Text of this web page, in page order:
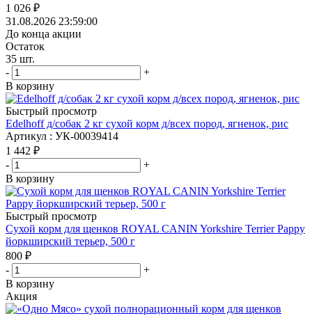
1 026 ₽
31.08.2026 23:59:00
До конца акции
Остаток
35 шт.
-
+
В корзину
Быстрый просмотр
Edelhoff д/собак 2 кг сухой корм д/всех пород, ягненок, рис
Артикул : УК-00039414
1 442 ₽
-
+
В корзину
Быстрый просмотр
Сухой корм для щенков ROYAL CANIN Yorkshire Terrier Pappy
йоркширский терьер, 500 г
800 ₽
-
+
В корзину
Акция